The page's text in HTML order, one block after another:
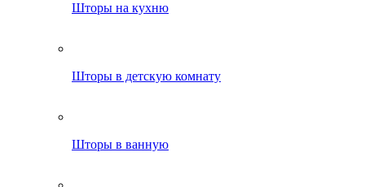
Шторы на кухню
Шторы в детскую комнату
Шторы в ванную